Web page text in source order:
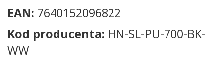
EAN: 7640152096822
Kod producenta: HN-SL-PU-700-BK-
WW